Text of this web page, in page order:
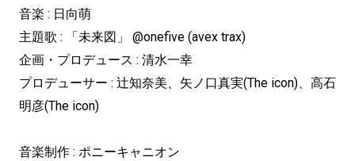
音楽 : 日向萌
主題歌 : 「未来図」 @onefive (avex trax)
企画・プロデュース : 清水一幸
プロデューサー : 辻知奈美、矢ノ口真実(The icon)、高石
明彦(The icon)
音楽制作 : ポニーキャニオン